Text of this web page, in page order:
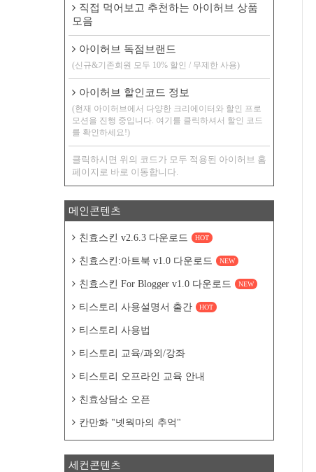
직접 먹어보고 추천하는 아이허브 상품
모음
아이허브 독점브랜드
(신규&기존회원 모두 10% 할인 / 무제한 사용)
아이허브 할인코드 정보
(현재 아이허브에서 다양한 크리에이터와 할인 프로
모션을 진행 중입니다. 여기를 클릭하셔서 할인 코드
를 확인하세요!)
클릭하시면 위의 코드가 모두 적용된 아이허브 홈
페이지로 바로 이동합니다.
메인콘텐츠
친효스킨 v2.6.3 다운로드 HOT
친효스킨:아트북 v1.0 다운로드 NEW
친효스킨 For Blogger v1.0 다운로드 NEW
티스토리 사용설명서 출간 HOT
티스토리 사용법
티스토리 교육/과외/강좌
티스토리 오프라인 교육 안내
친효상담소 오픈
칸만화 "넷웍마의 추억"
세컨콘텐츠